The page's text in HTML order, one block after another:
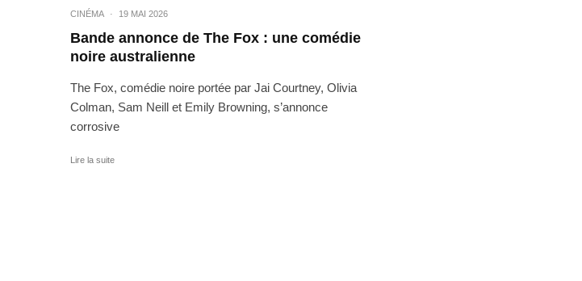
CINÉMA · 19 MAI 2026
Bande annonce de The Fox : une comédie
noire australienne
The Fox, comédie noire portée par Jai Courtney, Olivia
Colman, Sam Neill et Emily Browning, s’annonce
corrosive
Lire la suite